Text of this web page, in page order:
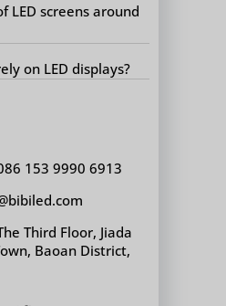
LED screens around
on LED displays?
153 9990 6913
Third Floor, Jiada
Baoan District,